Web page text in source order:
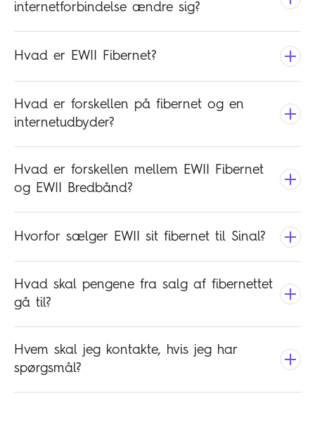
internetforbindelse ændre sig?
Hvad er EWII Fibernet?
Hvad er forskellen på fibernet og en
internetudbyder?
Hvad er forskellen mellem EWII Fibernet
og EWII Bredbånd?
Hvorfor sælger EWII sit fibernet til Sinal?
Hvad skal pengene fra salg af fibernettet
gå til?
Hvem skal jeg kontakte, hvis jeg har
spørgsmål?